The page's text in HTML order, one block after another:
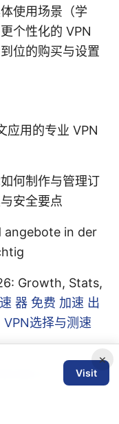
使用场景（学
个性化的 VPN
位的购买与设置
用的专业 VPN
何制作与管理订
安全要点
angebote in der
Growth, Stats,
器 免费 加速 出
选择与测速
a
×
Visit